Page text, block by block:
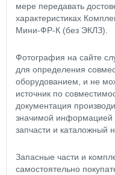
мере передавать
характеристиках
Мини-ФР-К (без ЭКЛЗ).
Фотография на сайте
для определения
оборудованием, и не
источник по
документация
значимой информацией
запчасти и каталожный
Запасные части и
самостоятельно